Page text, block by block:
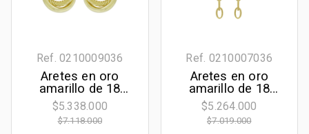
Ref. 0210009036
Aretes en oro
amarillo de 18
Kilates con visos,
Figuras
geométricas
$5.338.000
$7.118.000
Ref. 0210007036
Aretes en oro
amarillo de 18
Kilates con visos
satinado, Figuras
geométricas
$5.264.000
$7.019.000